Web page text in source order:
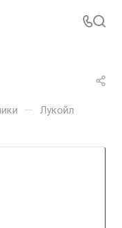
— Лукойл